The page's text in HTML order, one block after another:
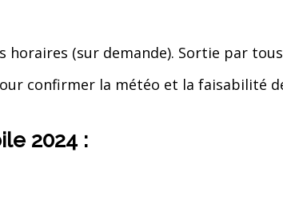
horaires (sur demande). Sortie par
confirmer la météo et la faisabilité
2024 :